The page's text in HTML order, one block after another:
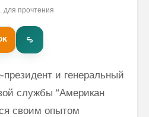
для прочтения
и генеральный
службы “Американ
своим опытом
и
Почему
говорим